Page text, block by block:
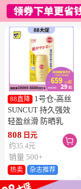
88直降
1号仓-高丝
SUNCUT 持久强效
轻盈丝滑 防晒乳
SPF50+ PA++++
50ml
808 日元
约35.4元

销量 500+
热卖 杂志推荐